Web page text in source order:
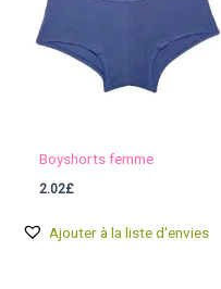
Boyshorts femme
2.02£
Ajouter à la liste d'envies